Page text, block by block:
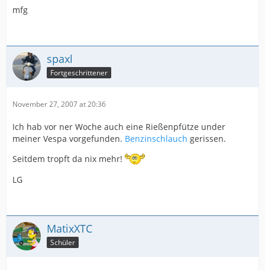
mfg
spaxl
Fortgeschrittener
November 27, 2007 at 20:36
Ich hab vor ner Woche auch eine Rießenpfütze under
meiner Vespa vorgefunden. Benzinschlauch gerissen.
Seitdem tropft da nix mehr!
LG
MatixXTC
Schüler